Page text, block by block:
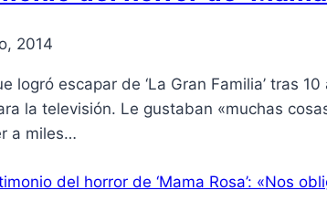
2014
logró escapar de ‘La Gran Familia’ tras
la televisión. Le gustaban «muchas
a miles…
del horror de ‘Mama Rosa’: «Nos